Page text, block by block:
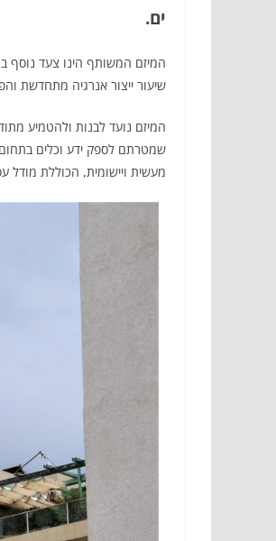
ים.
המיזם המשותף הינו צעד
שיעור ייצור אנרגיה מתחדשת
המיזם נועד לבנות ולהטמיע
מעשית ויישומית, הכוללת מודל